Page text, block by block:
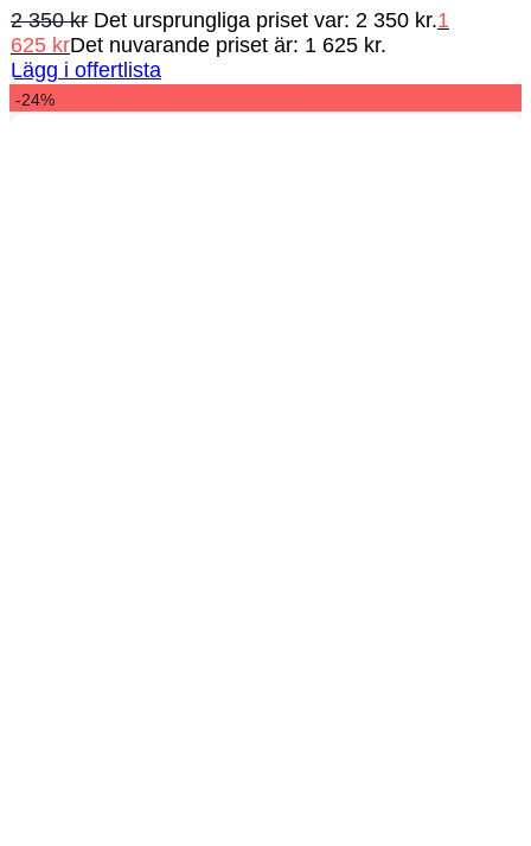
2 350kr Det ursprungliga priset var: 2 350 kr.1
625 krDet nuvarande priset är: 1 625 kr.
Lägg i offertlista
-24%